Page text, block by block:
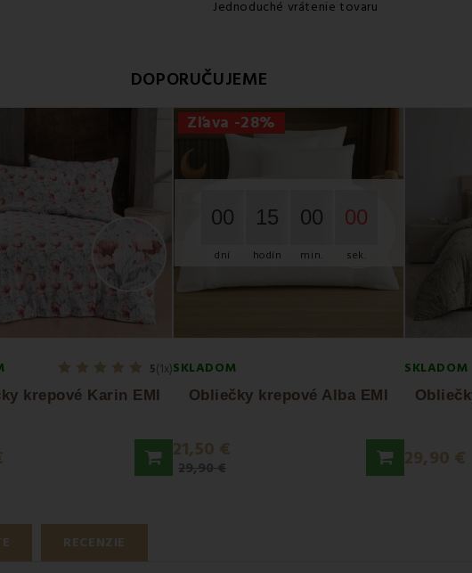
Jednoduché vrátenie tovaru
DOPORUČUJEME
5(1x)
krepové Karin EMI
Zľava -28%
00
dní
14
hodín
59
min.
59
sek.
SKLADOM
Obliečky krepové Alba EMI
21,50 €
29,90 €
SKLADOM
29,90 €
RECENZIE